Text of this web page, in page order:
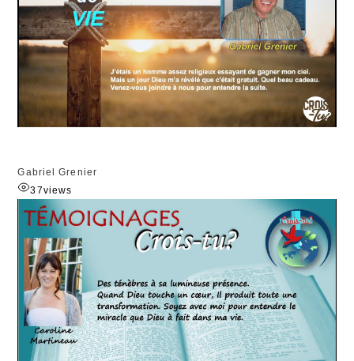
Gabriel Grenier
37views